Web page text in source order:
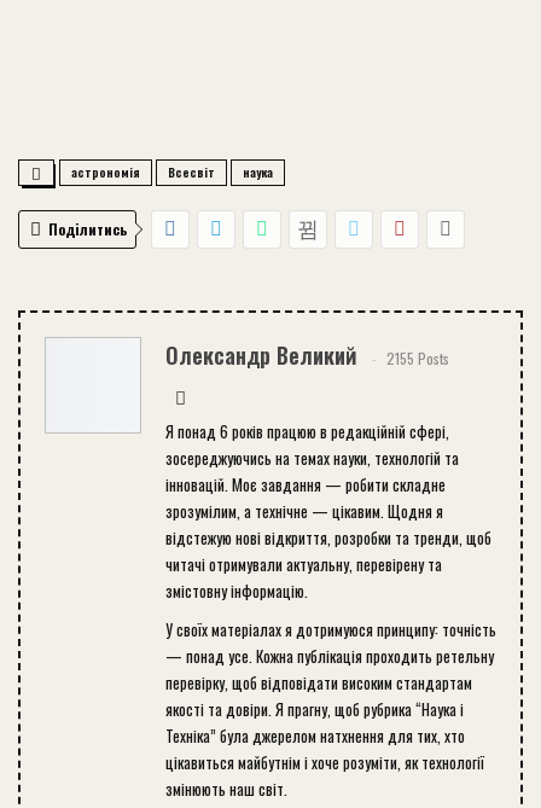
астрономія Всесвіт наука
Поділитись
Олександр Великий 2155 Posts
Я понад 6 років працюю в редакційній сфері,
зосереджуючись на темах науки, технологій та
інновацій. Моє завдання — робити складне
зрозумілим, а технічне — цікавим. Щодня я
відстежую нові відкриття, розробки та тренди, щоб
читачі отримували актуальну, перевірену та
змістовну інформацію.
У своїх матеріалах я дотримуюся принципу: точність
— понад усе. Кожна публікація проходить ретельну
перевірку, щоб відповідати високим стандартам
якості та довіри. Я прагну, щоб рубрика “Наука і
Техніка” була джерелом натхнення для тих, хто
цікавиться майбутнім і хоче розуміти, як технології
змінюють наш світ.